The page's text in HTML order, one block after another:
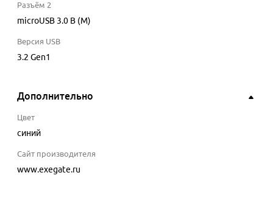
Разъём 2
microUSB 3.0 B (M)
Версия USB
3.2 Gen1
Дополнительно
Цвет
синий
Сайт производителя
www.exegate.ru